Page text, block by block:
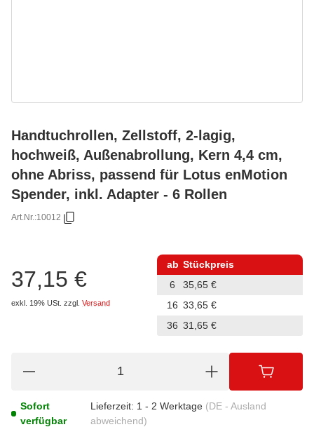
Handtuchrollen, Zellstoff, 2-lagig,
hochweiß, Außenabrollung, Kern 4,4 cm,
ohne Abriss, passend für Lotus enMotion
Spender, inkl. Adapter - 6 Rollen
Art.Nr.:10012
37,15 €
exkl. 19% USt. zzgl. Versand
ab Stückpreis
6
35,65 €
16 33,65 €
36 31,65 €
Sofort
verfügbar
Lieferzeit: 1 - 2 Werktage (DE - Ausland
abweichend)